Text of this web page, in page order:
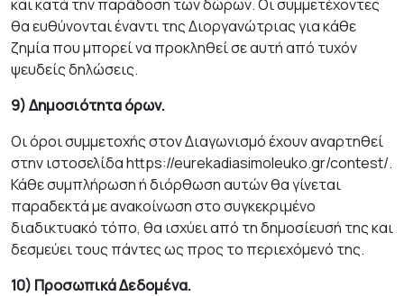
και κατά την παράδοση των δώρων. Οι συμμετέχοντες
θα ευθύνονται έναντι της Διοργανώτριας για κάθε
ζημία που μπορεί να προκληθεί σε αυτή από τυχόν
ψευδείς δηλώσεις.
9) Δημοσιότητα όρων.
Οι όροι συμμετοχής στον Διαγωνισμό έχουν αναρτηθεί
στην ιστοσελίδα https://eurekadiasimoleuko.gr/contest/.
Κάθε συμπλήρωση ή διόρθωση αυτών θα γίνεται
παραδεκτά με ανακοίνωση στο συγκεκριμένο
διαδικτυακό τόπο, θα ισχύει από τη δημοσίευσή της και
δεσμεύει τους πάντες ως προς το περιεχόμενό της.
10) Προσωπικά Δεδομένα.